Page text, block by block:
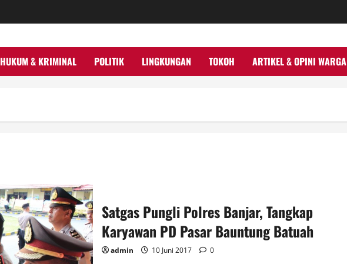
HUKUM & KRIMINAL POLITIK LINGKUNGAN TOKOH ARTIKEL & OPINI WARGA
Satgas Pungli Polres Banjar, Tangkap
Karyawan PD Pasar Bauntung Batuah
admin 10 Juni 2017 0